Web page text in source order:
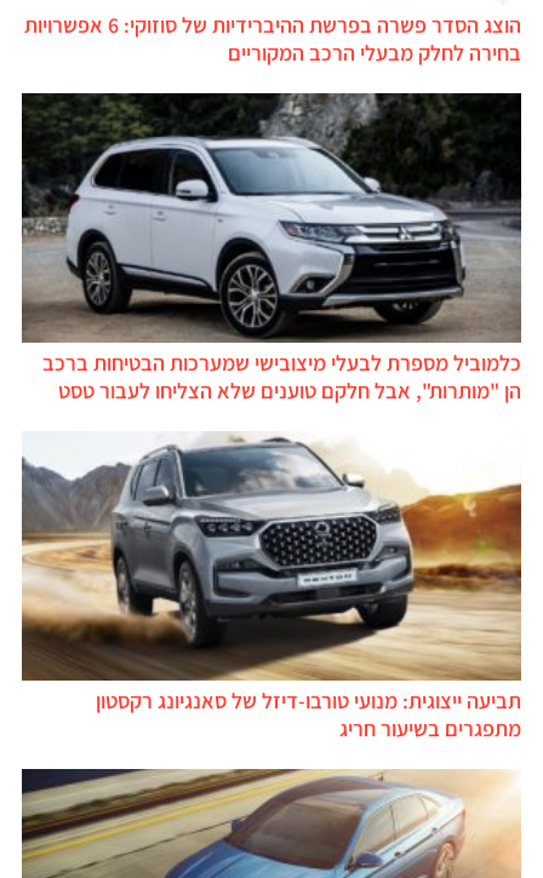
הוצג הסדר פשרה בפרשת ההיברידיות של סוזוקי: 6 אפשרויות
בחירה לחלק מבעלי הרכב המקוריים
כלמוביל מספרת לבעלי מיצובישי שמערכות הבטיחות ברכב
הן "מותרות", אבל חלקם טוענים שלא הצליחו לעבור טסט
תביעה ייצוגית: מנועי טורבו-דיזל של סאנגיונג רקסטון
מתפגרים בשיעור חריג